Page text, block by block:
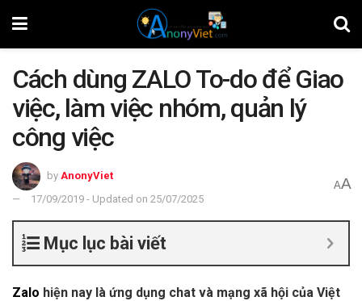
Cách dùng ZALO To-do để Giao
việc, làm việc nhóm, quản lý
công việc
by AnonyViet
17/09/2019 - Updated on 25/07/2025
AA
Mục lục bài viết
Zalo hiện nay là ứng dụng chat và mạng xã hội của Việt